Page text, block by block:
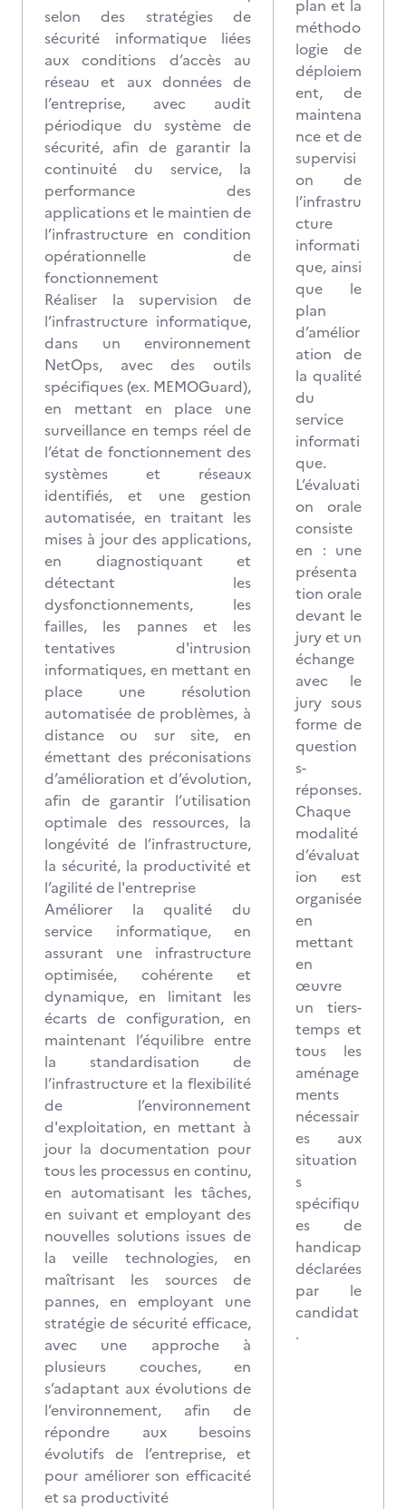
selon des stratégies de
sécurité informatique liées
aux conditions d’accès au
réseau et aux données de
l’entreprise, avec audit
périodique du système de
sécurité, afin de garantir la
continuité du service, la
performance des
applications et le maintien de
l’infrastructure en condition
opérationnelle de
fonctionnement
Réaliser la supervision de
l’infrastructure informatique,
dans un environnement
NetOps, avec des outils
spécifiques (ex. MEMOGuard),
en mettant en place une
surveillance en temps réel de
l’état de fonctionnement des
systèmes et réseaux
identifiés, et une gestion
automatisée, en traitant les
mises à jour des applications,
en diagnostiquant et
détectant les
dysfonctionnements, les
failles, les pannes et les
tentatives d'intrusion
informatiques, en mettant en
place une résolution
automatisée de problèmes, à
distance ou sur site, en
émettant des préconisations
d’amélioration et d’évolution,
afin de garantir l’utilisation
optimale des ressources, la
longévité de l’infrastructure,
la sécurité, la productivité et
l’agilité de l'entreprise
Améliorer la qualité du
service informatique, en
assurant une infrastructure
optimisée, cohérente et
dynamique, en limitant les
écarts de configuration, en
maintenant l’équilibre entre
la standardisation de
l’infrastructure et la flexibilité
de l’environnement
d'exploitation, en mettant à
jour la documentation pour
tous les processus en continu,
en automatisant les tâches,
en suivant et employant des
nouvelles solutions issues de
la veille technologies, en
maîtrisant les sources de
pannes, en employant une
stratégie de sécurité efficace,
avec une approche à
plusieurs couches, en
s’adaptant aux évolutions de
l’environnement, afin de
répondre aux besoins
évolutifs de l’entreprise, et
pour améliorer son efficacité
et sa productivité
plan et la
méthodo
logie de
déploiem
ent, de
maintena
nce et de
supervisi
on de
l’infrastru
cture
informati
que, ainsi
que le
plan
d’amélior
ation de
la qualité
du
service
informati
que.
L’évaluati
on orale
consiste
en : une
présenta
tion orale
devant le
jury et un
échange
avec le
jury sous
forme de
question
s-
réponses.
Chaque
modalité
d’évaluat
ion est
organisée
en
mettant
en
œuvre
un tiers-
temps et
tous les
aménage
ments
nécessair
es aux
situation
s
spécifiqu
es de
handicap
déclarées
par le
candidat
.